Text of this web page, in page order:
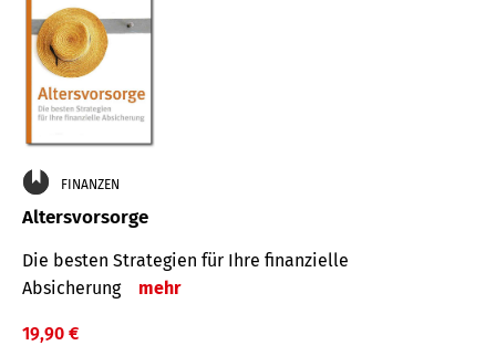
FINANZEN
Altersvorsorge
Die besten Strategien für Ihre finanzielle
Absicherung
mehr
19,90 €